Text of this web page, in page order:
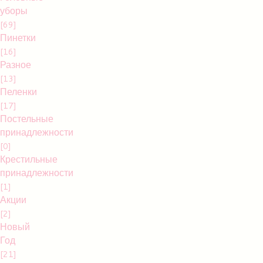
уборы
[69]
Пинетки
[16]
Разное
[13]
Пеленки
[17]
Постельные
принадлежности
[0]
Крестильные
принадлежности
[1]
Акции
[2]
Новый
Год
[21]